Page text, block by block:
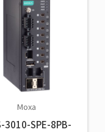
Moxa
3010-SPE-8PB-